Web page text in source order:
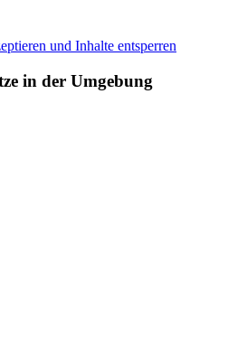
und Inhalte entsperren
in der Umgebung